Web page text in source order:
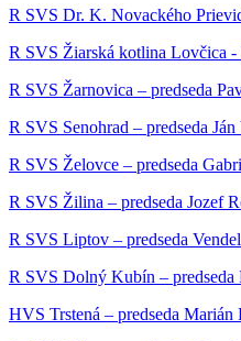
R SVS Dr. K. Novackého
R SVS Žiarská kotlina Lovčica
R SVS Žarnovica – predseda
R SVS Senohrad – predseda
R SVS Želovce – predseda
R SVS Žilina – predseda Jozef
R SVS Liptov – predseda
R SVS Dolný Kubín – predseda
HVS Trstená – predseda Marián